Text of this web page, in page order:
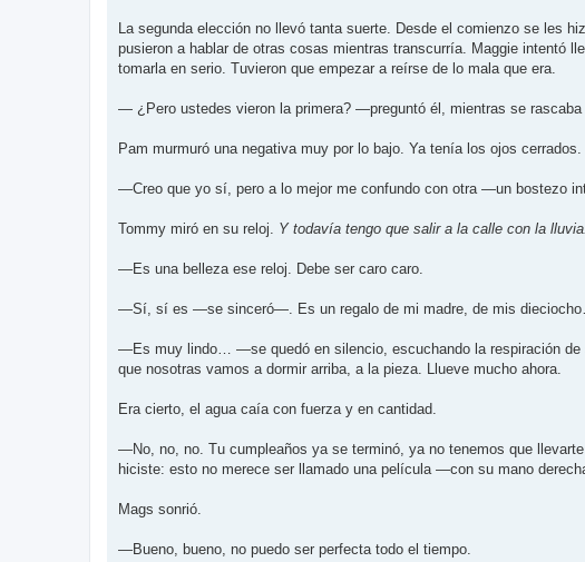
La segunda elección no llevó tanta suerte. Desde el comienzo se les
pusieron a hablar de otras cosas mientras transcurría. Maggie intentó
tomarla en serio. Tuvieron que empezar a reírse de lo mala que era.
— ¿Pero ustedes vieron la primera? —preguntó él, mientras se rascaba
Pam murmuró una negativa muy por lo bajo. Ya tenía los ojos cerrados.
—Creo que yo sí, pero a lo mejor me confundo con otra —un bostezo
Tommy miró en su reloj. Y todavía tengo que salir a la calle con la
—Es una belleza ese reloj. Debe ser caro caro.
—Sí, sí es —se sinceró—. Es un regalo de mi madre, de mis
—Es muy lindo… —se quedó en silencio, escuchando la respiración de
que nosotras vamos a dormir arriba, a la pieza. Llueve mucho ahora.
Era cierto, el agua caía con fuerza y en cantidad.
—No, no, no. Tu cumpleaños ya se terminó, ya no tenemos que
hiciste: esto no merece ser llamado una película —con su mano
Mags sonrió.
—Bueno, bueno, no puedo ser perfecta todo el tiempo.